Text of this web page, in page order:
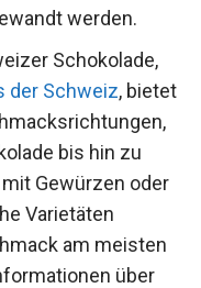
werden.
Schokolade,
der Schweiz, bietet
bis hin zu
Gewürzen oder
Varietäten
am meisten
über